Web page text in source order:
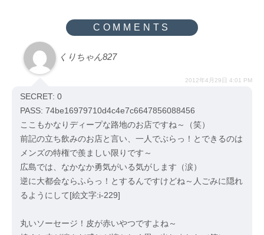
くりちゃん827
2012年4月29日 4:01 PM
SECRET: 0
PASS: 74be16979710d4c4e7c6647856088456
ここもかなりディープな路地のお店ですね～（笑）
前記の立ち飲みのお店と言い、一人でぶらっ！とできるのは
メンズの特権で羨ましい限りです～
広島では、なかなか勇気がいる気がします（涙）
逆に大都会ならふらっ！とするんですけどね～人ごみに隠れ
るようにして[絵文字:i-229]
丸いソーセージ！皮が赤いやつですよね～